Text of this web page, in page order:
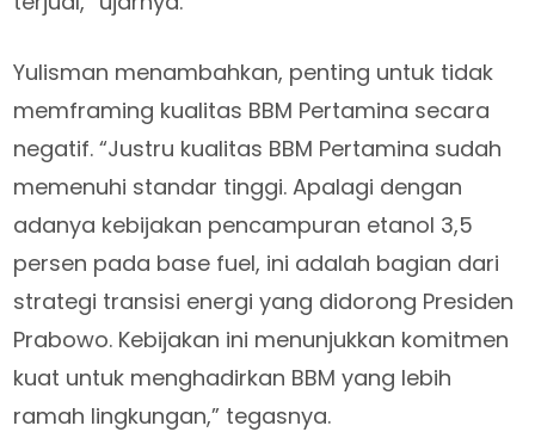
Yulisman menambahkan, penting untuk tidak
memframing kualitas BBM Pertamina secara
negatif. “Justru kualitas BBM Pertamina sudah
memenuhi standar tinggi. Apalagi dengan
adanya kebijakan pencampuran etanol 3,5
persen pada base fuel, ini adalah bagian dari
strategi transisi energi yang didorong Presiden
Prabowo. Kebijakan ini menunjukkan komitmen
kuat untuk menghadirkan BBM yang lebih
ramah lingkungan,” tegasnya.